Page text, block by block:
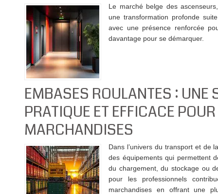
Le marché belge des
une transformation profonde
avec une présence renforcée
davantage pour se démarquer.
EMBASES ROULANTES : UNE
PRATIQUE ET EFFICACE
MARCHANDISES
Dans l’univers du transport et de
des équipements qui permettent
du chargement, du stockage ou
pour les professionnels
marchandises en offrant une